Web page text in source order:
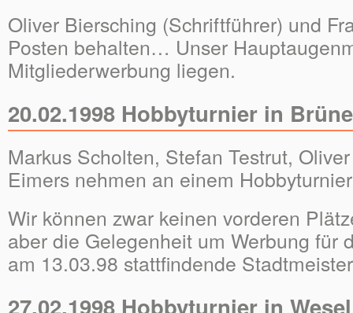
Oliver Biersching (Schriftführer) und
Posten behalten… Unser
Mitgliederwerbung liegen.
20.02.1998 Hobbyturnier in
Markus Scholten, Stefan Testrut,
Eimers nehmen an einem
Wir können zwar keinen vorderen
aber die Gelegenheit um Werbung für
am 13.03.98 stattfindende
27.02.1998 Hobbyturnier in Wesel